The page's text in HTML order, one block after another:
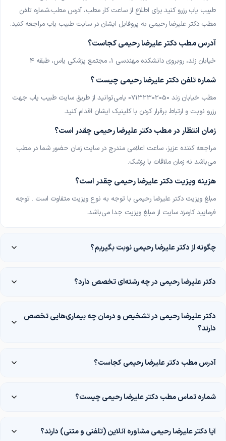
پزشک عمومی
دکتر محمدرضا عالی منش
پزشک عمومی
دکتر محمدرضا کشتکار
پزشک عمومی
طبیب یاب رزرو کنید.برای اطلاع از ساعت کار مطب، آدرس مطب،شماره تلفن
مطب دکتر علیرضا رحیمی به پروفایل ایشان در سایت طبیب یاب مراجعه کنید.
آدرس مطب دکتر علیرضا رحیمی کجاست؟
خیابان زند، روبروی دانشکده مهندسی 1، مجتمع پزشکی یاس، طبقه 4
شماره تلفن دکتر علیرضا رحیمی چیست ؟
مطب خیابان زند 07132302050 یامی‌توانید از طریق سایت طبیب یاب جهت
رزرو نوبت و ارتباط برقرار کردن با کلینیک ایشان اقدام کنید.
زمان انتظار در مطب دکتر علیرضا رحیمی چقدر است؟
مراجعه کننده عزیز، ساعت اعلامی مندرج در سایت زمان حضور شما در مطب
می‌باشد نه زمان ملاقات با پزشک.
هزینه ویزیت دکتر علیرضا رحیمی چقدر است؟
مبلغ ویزیت دکتر علیرضا رحیمی با توجه به نوع ویزیت متفاوت است . توجه
فرمایید کارمزد سایت از مبلغ ویزیت جدا می‌باشد.
چگونه از دکتر علیرضا رحیمی نوبت بگیریم؟
دکتر علیرضا رحیمی در چه رشته‌ای تخصص دارد؟
دکتر علیرضا رحیمی در تشخیص و درمان چه بیماری‌هایی تخصص
دارند؟
آدرس مطب دکتر علیرضا رحیمی کجاست؟
شماره تماس مطب دکتر علیرضا رحیمی چیست؟
آیا دکتر علیرضا رحیمی مشاوره آنلاین (تلفنی و متنی) دارند؟